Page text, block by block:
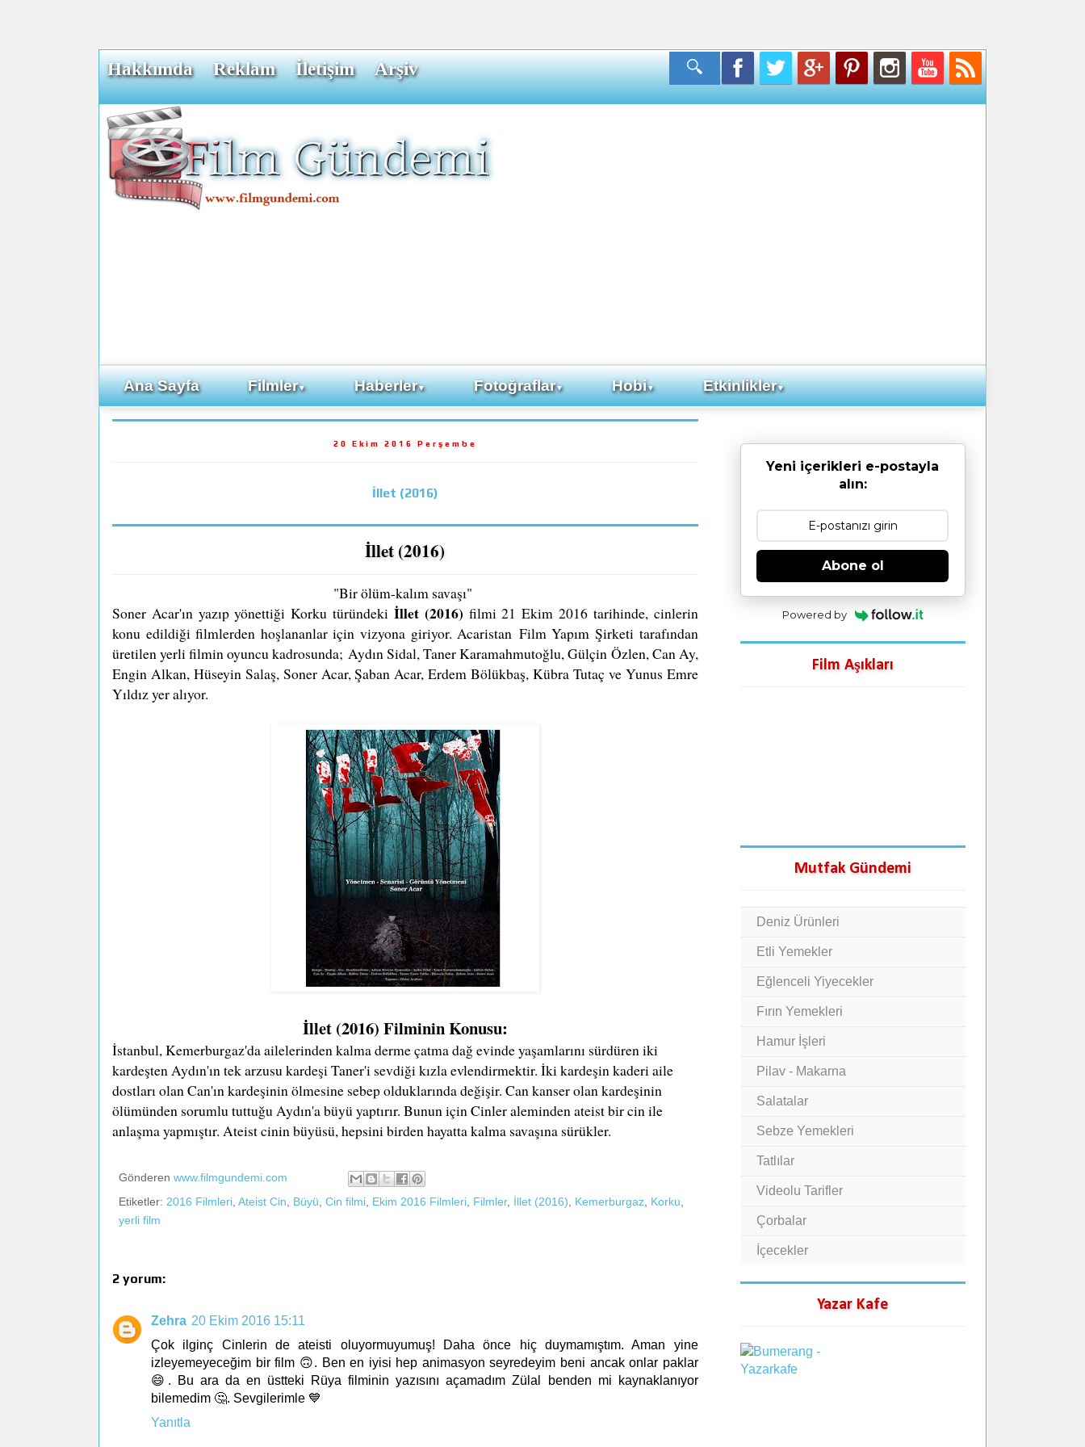
Hakkımda Reklam İletişim Arşiv
Ana Sayfa Filmler▼ Haberler▼ Fotoğraflar▼ Hobi▼ Etkinlikler▼
20 Ekim 2016 Perşembe
İllet (2016)
İllet (2016)
"Bir ölüm-kalım savaşı"
Soner Acar'ın yazıp yönettiği Korku türündeki İllet (2016) filmi 21 Ekim 2016 tarihinde, cinlerin
konu edildiği filmlerden hoşlananlar için vizyona giriyor. Acaristan Film Yapım Şirketi tarafından
üretilen yerli filmin oyuncu kadrosunda; Aydın Sidal, Taner Karamahmutoğlu, Gülçin Özlen, Can Ay,
Engin Alkan, Hüseyin Salaş, Soner Acar, Şaban Acar, Erdem Bölükbaş, Kübra Tutaç ve Yunus Emre
Yıldız yer alıyor.
İllet (2016) Filminin Konusu:
İstanbul, Kemerburgaz'da ailelerinden kalma derme çatma dağ evinde yaşamlarını sürdüren iki
kardeşten Aydın'ın tek arzusu kardeşi Taner'i sevdiği kızla evlendirmektir. İki kardeşin kaderi aile
dostları olan Can'ın kardeşinin ölmesine sebep olduklarında değişir. Can kanser olan kardeşinin
ölümünden sorumlu tuttuğu Aydın'a büyü yaptırır. Bunun için Cinler aleminden ateist bir cin ile
anlaşma yapmıştır. Ateist cinin büyüsü, hepsini birden hayatta kalma savaşına sürükler.
Gönderen www.filmgundemi.com
Etiketler: 2016 Filmleri Ateist Cin Büyü Cin filmi Ekim 2016 Filmleri Filmler, İllet (2016) Kemerburgaz Korku
yerli film
2 yorum:
Zehra 20 Ekim 2016 15:11
Çok ilginç Cinlerin de ateisti oluyormuyumuş! Daha önce hiç duymamıştım. Aman yine
izleyemeyeceğim bir film 🙃. Ben en iyisi hep animasyon seyredeyim beni ancak onlar paklar
😄. Bu ara da en üstteki Rüya filminin yazısını açamadım Zülal benden mi kaynaklanıyor
bilemedim 🤔. Sevgilerimle 💙
Yanıtla
Yeni içerikleri e-postayla
alın:
Abone ol
Powered by
Film Aşıkları
Mutfak Gündemi
Deniz Ürünleri
Etli Yemekler
Eğlenceli Yiyecekler
Fırın Yemekleri
Hamur İşleri
Pilav - Makarna
Salatalar
Sebze Yemekleri
Tatlılar
Videolu Tarifler
Çorbalar
İçecekler
Yazar Kafe